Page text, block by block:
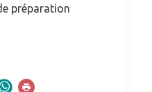
préparation